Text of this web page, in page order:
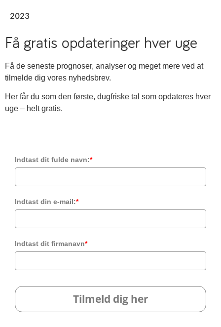
2023
Få gratis opdateringer hver uge
Få de seneste prognoser, analyser og meget mere ved at
tilmelde dig vores nyhedsbrev.
Her får du som den første, dugfriske tal som opdateres hver
uge – helt gratis.
Indtast dit fulde navn:*
Indtast din e-mail:*
Indtast dit firmanavn*
Tilmeld dig her